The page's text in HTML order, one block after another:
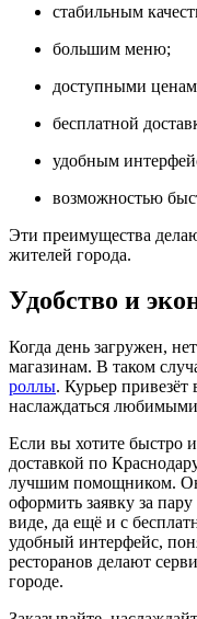
стабильным
большим меню;
доступными
бесплатной
удобным
возможностью
Эти преимущества
жителей города.
Удобство и
Когда день загружен,
магазинам. В таком
роллы. Курьер
наслаждаться
Если вы хотите быстро
доставкой по
лучшим помощником.
оформить заявку за
виде, да ещё и с
удобный интерфейс,
ресторанов делают
городе.